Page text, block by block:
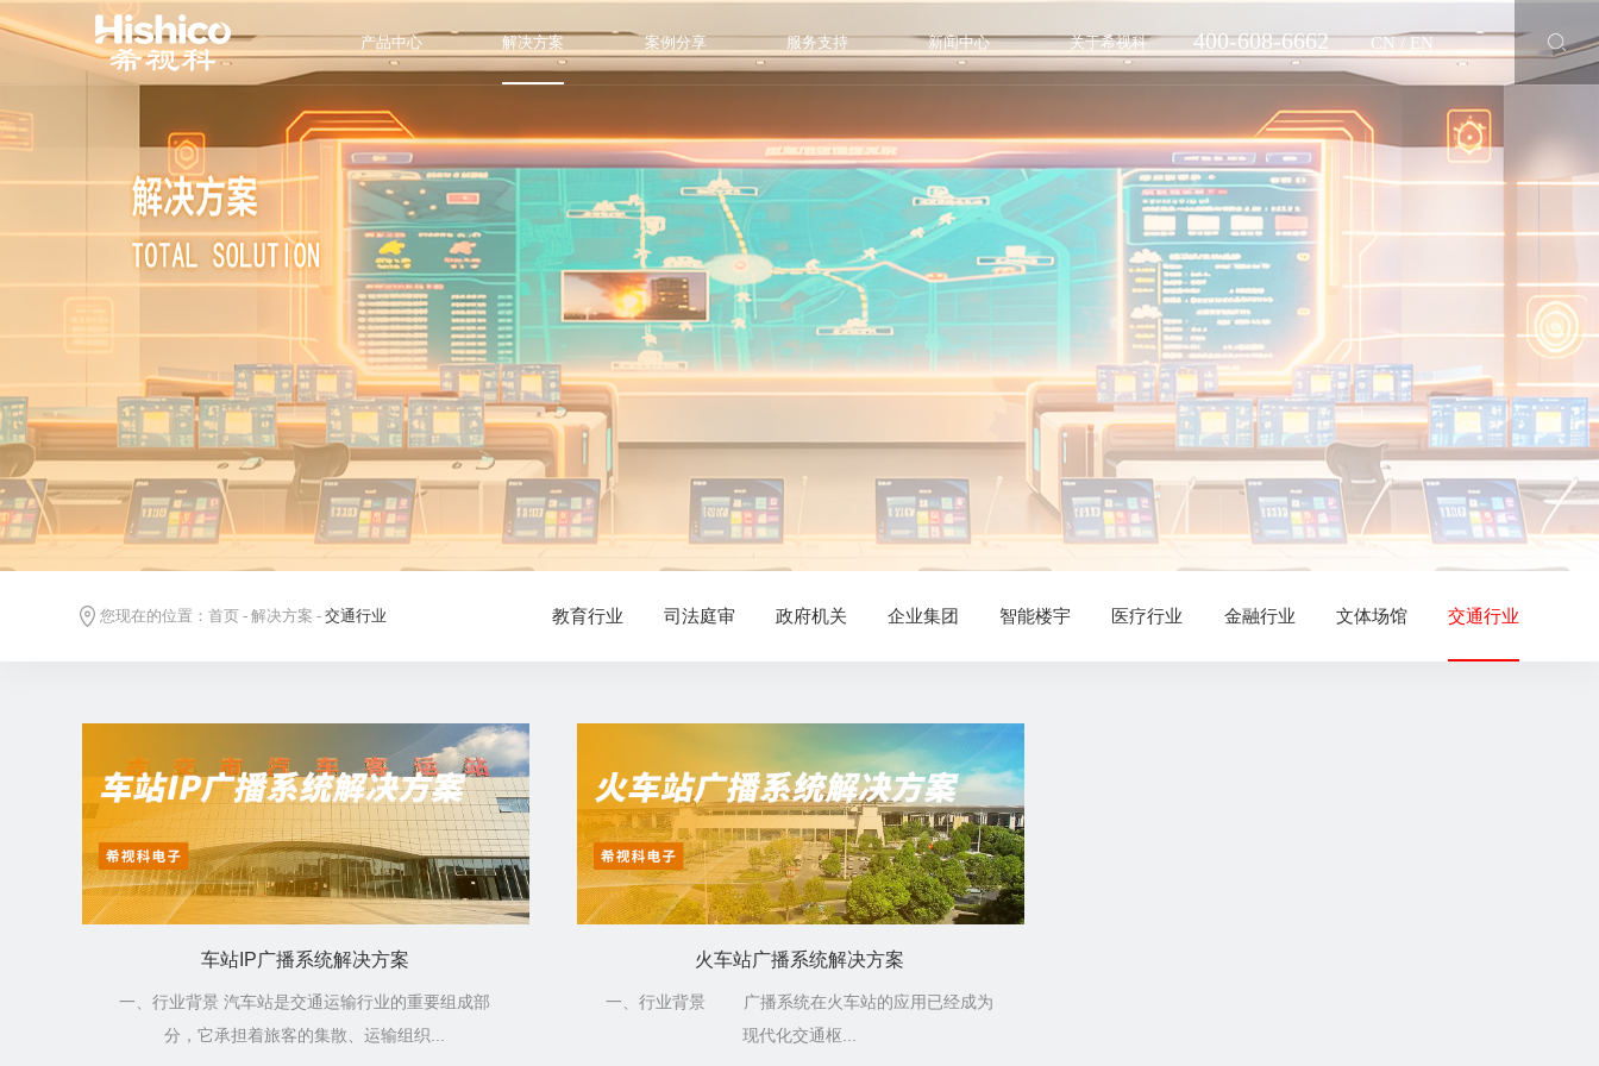
400-608-6662 CN/ EN
产品中心 解决方案 案例分享 服务支持 新闻中心 关于希视科
您现在的位置： 首页- 解决方案 - 交通行业 教育行业 司法庭审 政府机关 企业集团 智能楼宇 医疗行业 金融行业 文体场馆 交通行业
车站IP广播系统解决方案
一、行业背景 汽车站是交通运输行业的重要组成部
分，它承担着旅客的集散、运输组织...
火车站广播系统解决方案
一、行业背景 广播系统在火车站的应用已经成为
现代化交通枢...